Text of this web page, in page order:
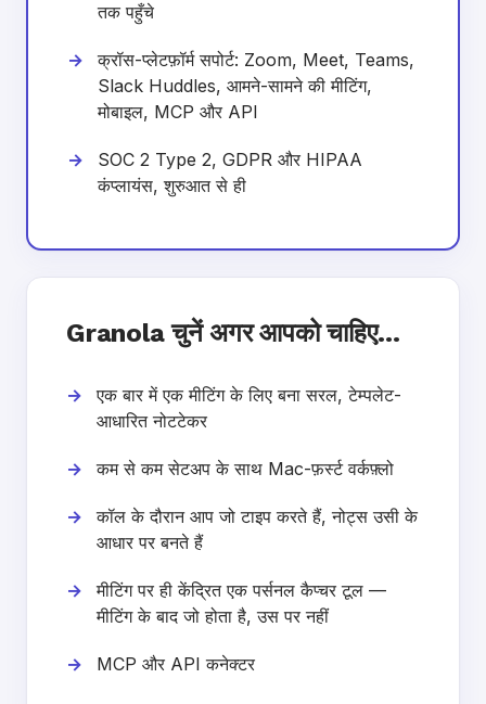
तक पहुँचे
क्रॉस-प्लेटफ़ॉर्म सपोर्ट: Zoom, Meet, Teams,
Slack Huddles, आमने-सामने की मीटिंग,
मोबाइल, MCP और API
SOC 2 Type 2, GDPR और HIPAA
कंप्लायंस, शुरुआत से ही
Granola चुनें अगर आपको चाहिए…
एक बार में एक मीटिंग के लिए बना सरल, टेम्पलेट-
आधारित नोटटेकर
कम से कम सेटअप के साथ Mac-फ़र्स्ट वर्कफ़्लो
कॉल के दौरान आप जो टाइप करते हैं, नोट्स उसी के
आधार पर बनते हैं
मीटिंग पर ही केंद्रित एक पर्सनल कैप्चर टूल —
मीटिंग के बाद जो होता है, उस पर नहीं
MCP और API कनेक्टर